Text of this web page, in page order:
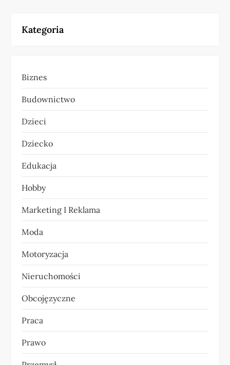
g
c
j
a
w
p
i
s
u
Kategoria
Biznes
Budownictwo
Dzieci
Dziecko
Edukacja
Hobby
Marketing I Reklama
Moda
Motoryzacja
Nieruchomości
Obcojęzyczne
Praca
Prawo